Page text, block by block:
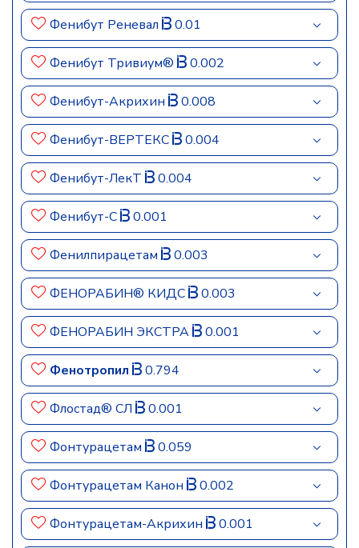
Фенибут Реневал 0.01
Фенибут Тривиум® 0.002
Фенибут-Акрихин 0.008
Фенибут-ВЕРТЕКС 0.004
Фенибут-ЛекТ 0.004
Фенибут-С 0.001
Фенилпирацетам 0.003
ФЕНОРАБИН® КИДС 0.003
ФЕНОРАБИН ЭКСТРА 0.001
Фенотропил 0.794
Флостад® СЛ 0.001
Фонтурацетам 0.059
Фонтурацетам Канон 0.002
Фонтурацетам-Акрихин 0.001